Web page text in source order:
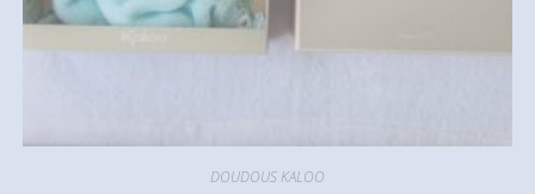
DOUDOUS KALOO